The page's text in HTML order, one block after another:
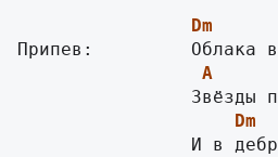
Dm
A
Dm